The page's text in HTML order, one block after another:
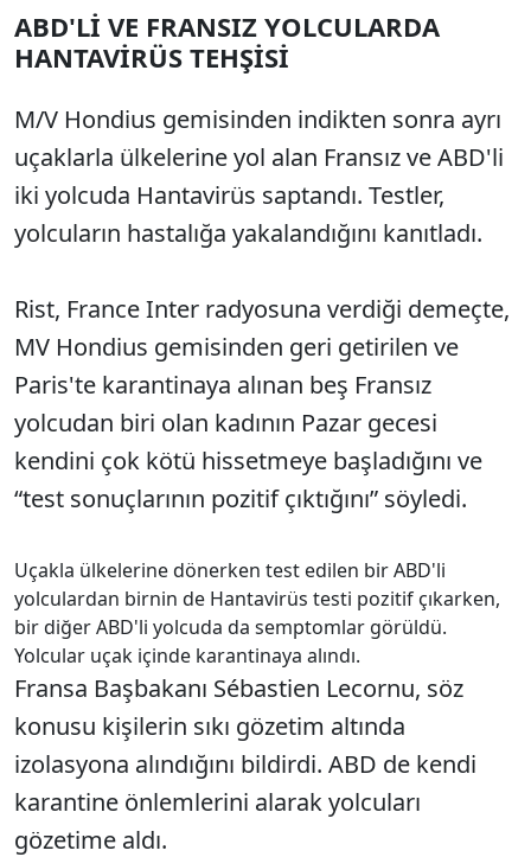
ABD'Lİ VE FRANSIZ YOLCULARDA
HANTAVİRÜS TEHŞİSİ
M/V Hondius gemisinden indikten sonra ayrı
uçaklarla ülkelerine yol alan Fransız ve ABD'li
iki yolcuda Hantavirüs saptandı. Testler,
yolcuların hastalığa yakalandığını kanıtladı.
Rist, France Inter radyosuna verdiği demeçte,
MV Hondius gemisinden geri getirilen ve
Paris'te karantinaya alınan beş Fransız
yolcudan biri olan kadının Pazar gecesi
kendini çok kötü hissetmeye başladığını ve
“test sonuçlarının pozitif çıktığını” söyledi.
Uçakla ülkelerine dönerken test edilen bir ABD'li
yolculardan birnin de Hantavirüs testi pozitif çıkarken,
bir diğer ABD'li yolcuda da semptomlar görüldü.
Yolcular uçak içinde karantinaya alındı.
Fransa Başbakanı Sébastien Lecornu, söz
konusu kişilerin sıkı gözetim altında
izolasyona alındığını bildirdi. ABD de kendi
karantine önlemlerini alarak yolcuları
gözetime aldı.